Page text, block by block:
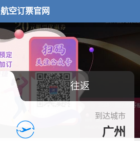
航空订票官网
往返
到达城市
广州